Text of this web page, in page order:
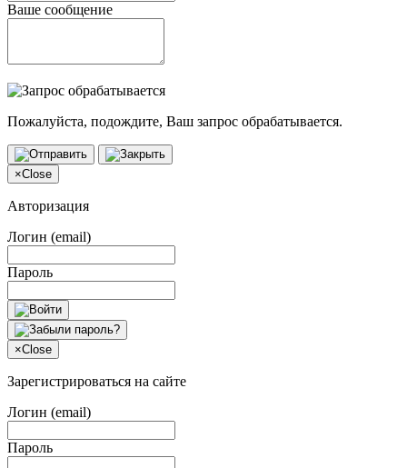
Ваше сообщение
Пожалуйста, подождите, Ваш запрос обрабатывается.
×Close
Авторизация
Логин (email)
Пароль
×Close
Зарегистрироваться на сайте
Логин (email)
Пароль